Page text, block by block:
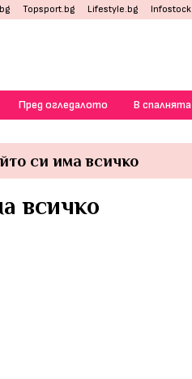
Topsport.bg Lifestyle.bg Infostock
Пред огледалото В спалнята
си има всичко
всичко